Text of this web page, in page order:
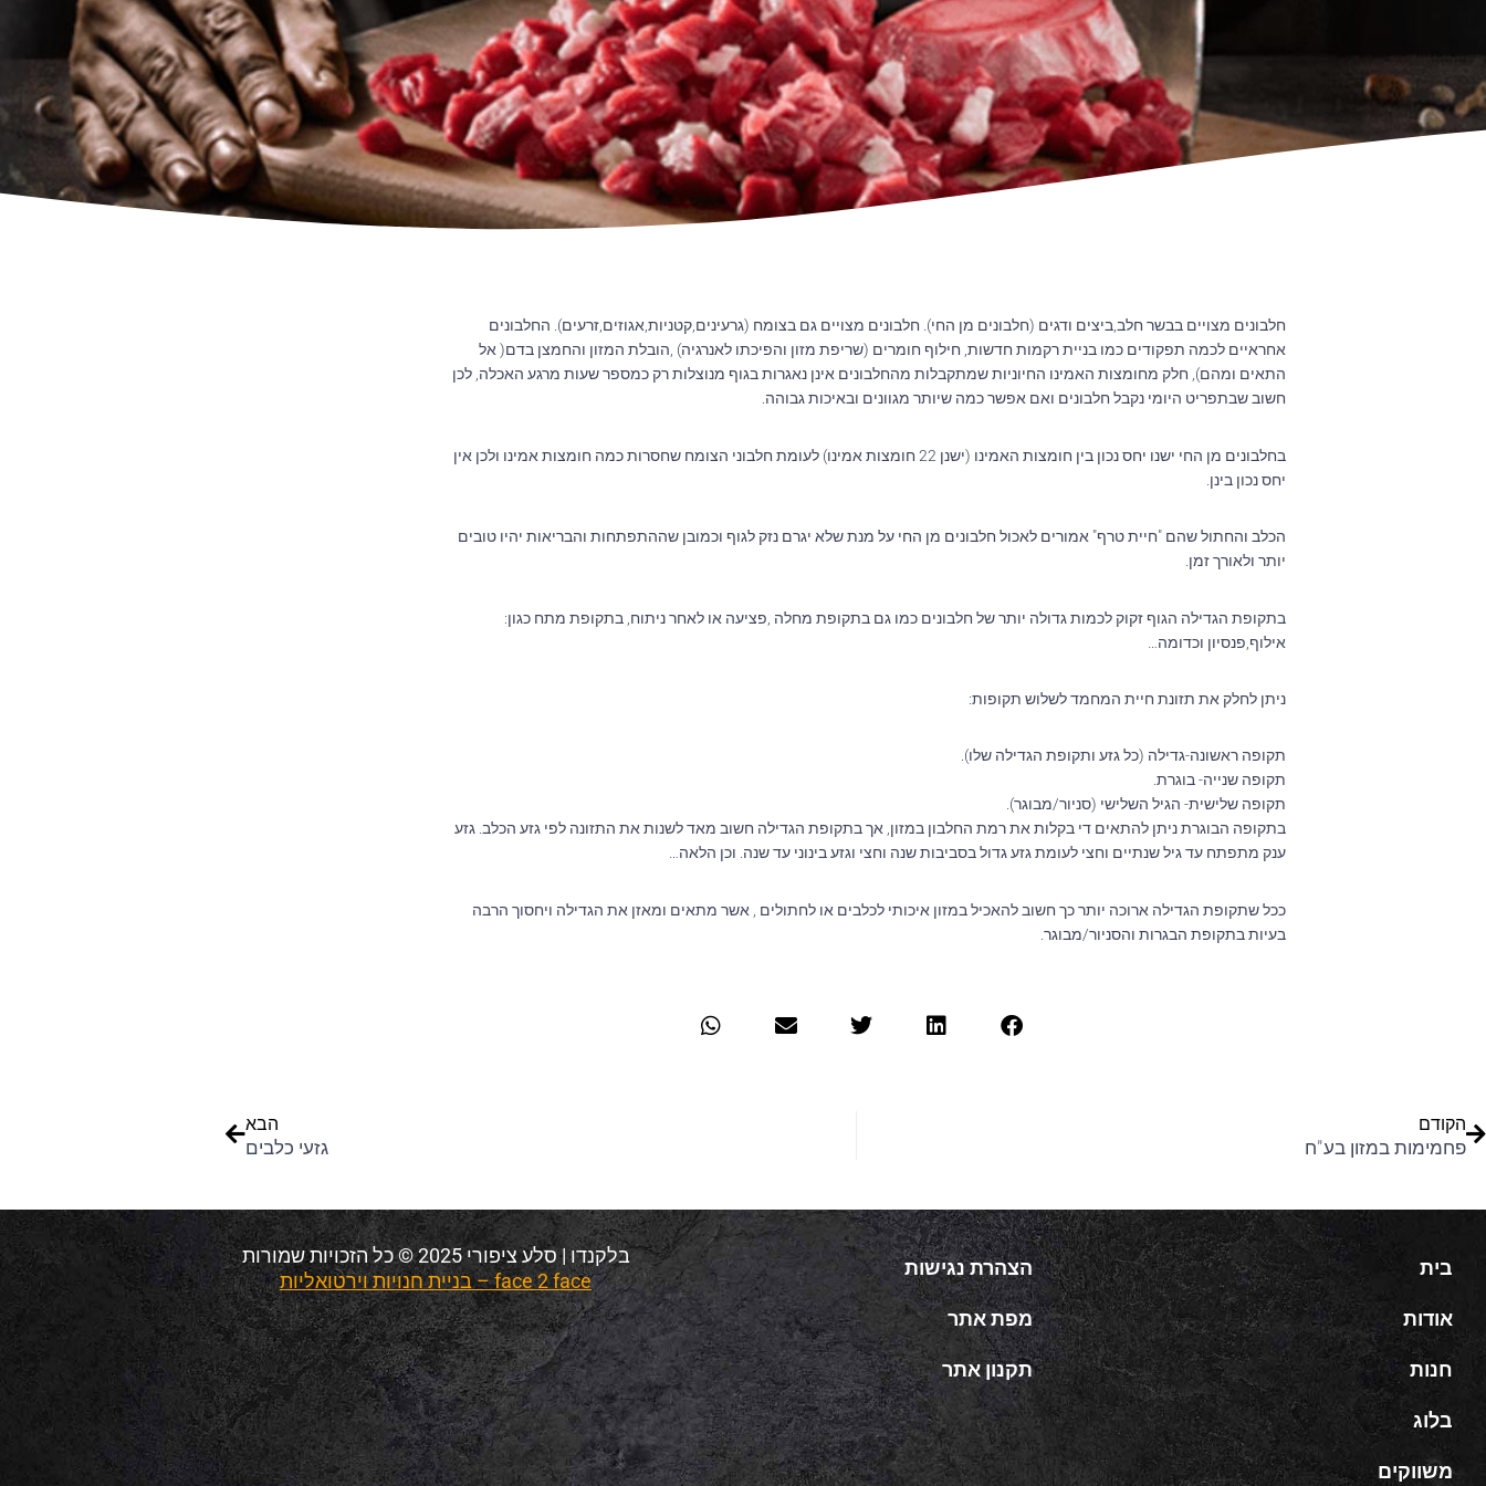
חלבונים מצויים בבשר חלב,ביצים ודגים (חלבונים מן החי). חלבונים מצויים גם בצומח (גרעינים,קטניות,אגוזים,זרעים). החלבונים
אחראיים לכמה תפקודים כמו בניית רקמות חדשות, חילוף חומרים (שריפת מזון והפיכתו לאנרגיה) ,הובלת המזון והחמצן בדם( אל
התאים ומהם), חלק מחומצות האמינו החיוניות שמתקבלות מהחלבונים אינן נאגרות בגוף מנוצלות רק כמספר שעות מרגע האכלה, לכן
חשוב שבתפריט היומי נקבל חלבונים ואם אפשר כמה שיותר מגוונים ובאיכות גבוהה.
בחלבונים מן החי ישנו יחס נכון בין חומצות האמינו (ישנן 22 חומצות אמינו) לעומת חלבוני הצומח שחסרות כמה חומצות אמינו ולכן אין
יחס נכון בינן.
הכלב והחתול שהם "חיית טרף" אמורים לאכול חלבונים מן החי על מנת שלא יגרם נזק לגוף וכמובן שההתפתחות והבריאות יהיו טובים
יותר ולאורך זמן.
בתקופת הגדילה הגוף זקוק לכמות גדולה יותר של חלבונים כמו גם בתקופת מחלה ,פציעה או לאחר ניתוח, בתקופת מתח כגון:
אילוף,פנסיון וכדומה…
ניתן לחלק את תזונת חיית המחמד לשלוש תקופות:
תקופה ראשונה-גדילה (כל גזע ותקופת הגדילה שלו).
תקופה שנייה- בוגרת.
תקופה שלישית- הגיל השלישי (סניור/מבוגר).
בתקופה הבוגרת ניתן להתאים די בקלות את רמת החלבון במזון, אך בתקופת הגדילה חשוב מאד לשנות את התזונה לפי גזע הכלב. גזע
ענק מתפתח עד גיל שנתיים וחצי לעומת גזע גדול בסביבות שנה וחצי וגזע בינוני עד שנה. וכן הלאה…
ככל שתקופת הגדילה ארוכה יותר כך חשוב להאכיל במזון איכותי לכלבים או לחתולים , אשר מתאים ומאזן את הגדילה ויחסוך הרבה
בעיות בתקופת הבגרות והסניור/מבוגר.
הקודם
פחמימות במזון בע"ח
הבא
גזעי כלבים
בית
אודות
חנות
בלוג
משווקים
הצהרת נגישות
מפת אתר
תקנון אתר
בלקנדו | סלע ציפורי 2025 © כל הזכויות שמורות
face 2 face – בניית חנויות וירטואליות